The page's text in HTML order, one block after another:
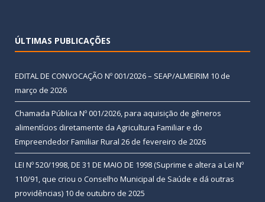
ÚLTIMAS PUBLICAÇÕES
EDITAL DE CONVOCAÇÃO Nº 001/2026 – SEAP/ALMEIRIM 10 de
março de 2026
Chamada Pública Nº 001/2026, para aquisição de gêneros
alimentícios diretamente da Agricultura Familiar e do
Empreendedor Familiar Rural 26 de fevereiro de 2026
LEI Nº 520/1998, DE 31 DE MAIO DE 1998 (Suprime e altera a Lei Nº
110/91, que criou o Conselho Municipal de Saúde e dá outras
providências) 10 de outubro de 2025